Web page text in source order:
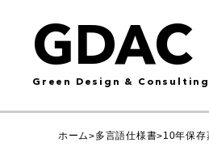
GDAC
Green Design & Consulting
ホーム>多言語仕様書>10年保